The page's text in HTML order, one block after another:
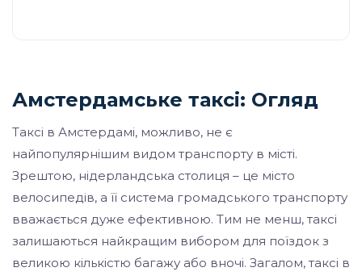
Амстердамське таксі: Огляд
Таксі в Амстердамі, можливо, не є
найпопулярнішим видом транспорту в місті.
Зрештою, нідерландська столиця – це місто
велосипедів, а її система громадського транспорту
вважається дуже ефективною. Тим не менш, таксі
залишаються найкращим вибором для поїздок з
великою кількістю багажу або вночі. Загалом, таксі в